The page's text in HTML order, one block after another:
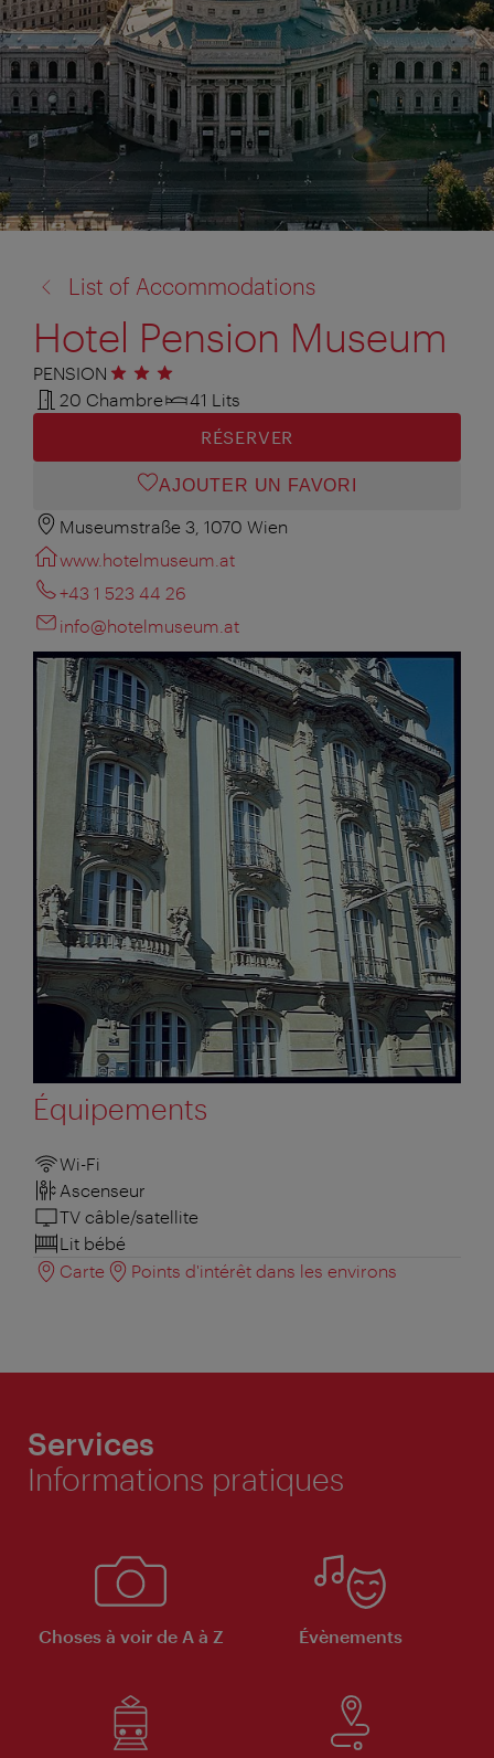
à:
List of Accommodations
Hotel Pension Museum
PENSION 3 étoiles
20 Chambre
41 Lits
RÉSERVER
AJOUTER UN FAVORI
Museumstraße 3, 1070 Wien
www.hotelmuseum.at
+43 1 523 44 26
info@hotelmuseum.at
Équipements
Wi-Fi
Ascenseur
TV câble/satellite
Lit bébé
Carte
Points d'intérêt dans les environs
Services
Informations pratiques
Choses à voir de A à Z Évènements